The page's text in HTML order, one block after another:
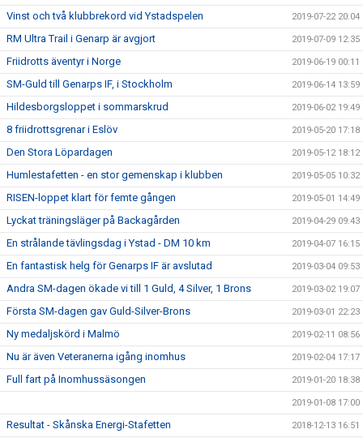
Vinst och två klubbrekord vid Ystadspelen 2019-07-22 20:04
RM Ultra Trail i Genarp är avgjort 2019-07-09 12:35
Friidrotts äventyr i Norge 2019-06-19 00:11
SM-Guld till Genarps IF, i Stockholm 2019-06-14 13:59
Hildesborgsloppet i sommarskrud 2019-06-02 19:49
8 friidrottsgrenar i Eslöv 2019-05-20 17:18
Den Stora Löpardagen 2019-05-12 18:12
Humlestafetten - en stor gemenskap i klubben 2019-05-05 10:32
RISEN-loppet klart för femte gången 2019-05-01 14:49
Lyckat träningsläger på Backagården 2019-04-29 09:43
En strålande tävlingsdag i Ystad - DM 10 km 2019-04-07 16:15
En fantastisk helg för Genarps IF är avslutad 2019-03-04 09:53
Andra SM-dagen ökade vi till 1 Guld, 4 Silver, 1 Brons 2019-03-02 19:07
Första SM-dagen gav Guld-Silver-Brons 2019-03-01 22:23
Ny medaljskörd i Malmö 2019-02-11 08:56
Nu är även Veteranerna igång inomhus 2019-02-04 17:17
Full fart på Inomhussäsongen 2019-01-20 18:38
2019-01-08 17:00
Resultat - Skånska Energi-Stafetten 2018-12-13 16:51